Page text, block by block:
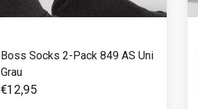
Boss Socks 2-Pack 849 AS Uni
Grau
€12,95